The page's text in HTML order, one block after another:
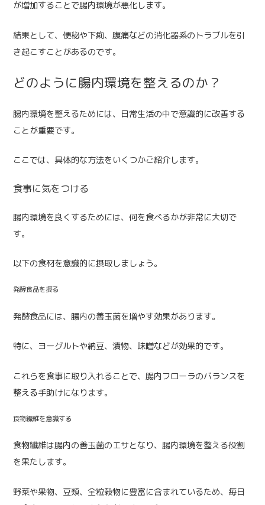
が増加することで腸内環境が悪化します。
結果として、便秘や下痢、腹痛などの消化器系のトラブルを引
き起こすことがあるのです。
どのように腸内環境を整えるのか？
腸内環境を整えるためには、日常生活の中で意識的に改善する
ことが重要です。
ここでは、具体的な方法をいくつかご紹介します。
食事に気をつける
腸内環境を良くするためには、何を食べるかが非常に大切で
す。
以下の食材を意識的に摂取しましょう。
発酵食品を摂る
発酵食品には、腸内の善玉菌を増やす効果があります。
特に、ヨーグルトや納豆、漬物、味噌などが効果的です。
これらを食事に取り入れることで、腸内フローラのバランスを
整える手助けになります。
食物繊維を意識する
食物繊維は腸内の善玉菌のエサとなり、腸内環境を整える役割
を果たします。
野菜や果物、豆類、全粒穀物に豊富に含まれているため、毎日